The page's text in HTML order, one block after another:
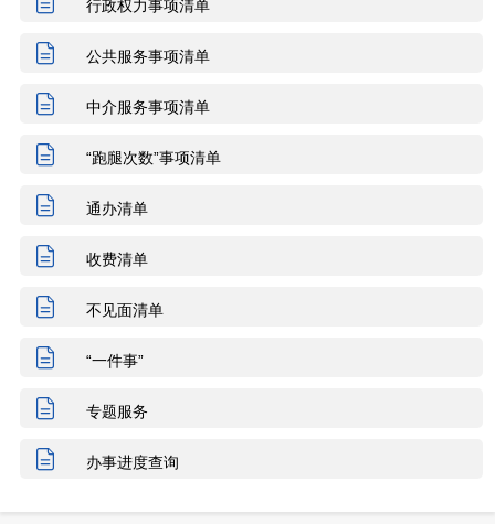
交通出行 旅游观光
交通运输
医疗卫生
行政权力事项清单
公共服务事项清单
中介服务事项清单
“跑腿次数”事项清单
通办清单
收费清单
不见面清单
“一件事”
专题服务
办事进度查询